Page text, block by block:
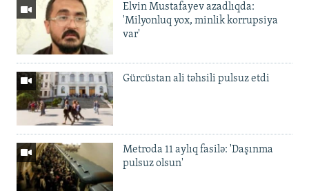
Elvin Mustafayev azadlıqda:
'Milyonluq yox, minlik korrupsiya
var'
Gürcüstan ali təhsili pulsuz etdi
Metroda 11 aylıq fasilə: 'Daşınma
pulsuz olsun'